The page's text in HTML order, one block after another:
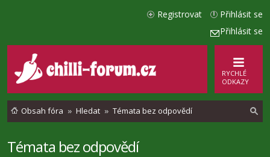
Přihlásit se
Přihlásit se
Registrovat
RYCHLÉ
ODKAZY
Obsah fóra Hledat Témata bez odpovědí
Témata bez odpovědí